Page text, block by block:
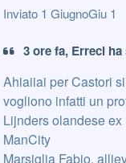
Inviato 1 GiugnoGiu 1
3 ore fa, Erreci
Ahiaiiai per Castori
vogliono infatti un
Lijnders olandese
ManCity
Marsiglia Fabio,